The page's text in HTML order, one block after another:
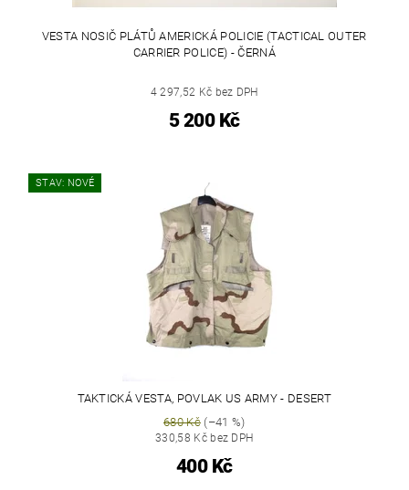
VESTA NOSIČ PLÁTŮ AMERICKÁ POLICIE (TACTICAL OUTER
CARRIER POLICE) - ČERNÁ
4 297,52 Kč bez DPH
5 200 Kč
STAV: NOVÉ
TAKTICKÁ VESTA, POVLAK US ARMY - DESERT
680 Kč(–41 %)
330,58 Kč bez DPH
400 Kč